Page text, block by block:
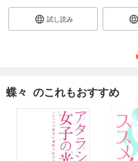
試し読み
蝶々 のこれもおすすめ